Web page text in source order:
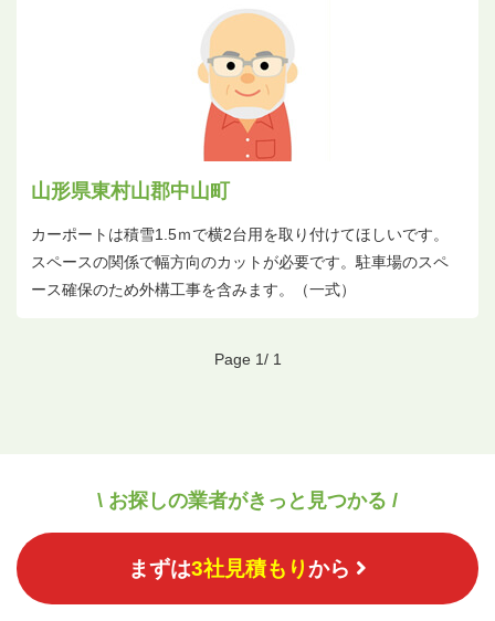
山形県東村山郡中山町
カーポートは積雪1.5ｍで横2台用を取り付けてほしいです。
スペースの関係で幅方向のカットが必要です。駐車場のスペ
ース確保のため外構工事を含みます。（一式）
Page 1/ 1
\ お探しの業者がきっと見つかる /
まずは3社見積もりから